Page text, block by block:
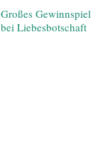
Großes Gewinnspiel
bei Liebesbotschaft